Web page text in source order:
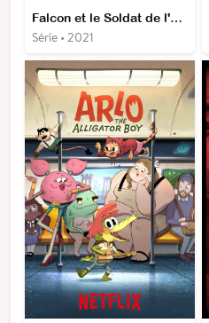
Falcon et le Soldat de l'Hiver
Série • 2021